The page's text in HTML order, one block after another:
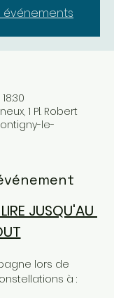
événements
1 Pl. Robert
le-
JUSQU'AU
lors de
à :